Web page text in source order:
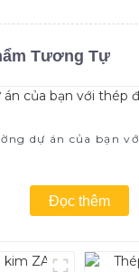
Tương Tự
dự án của bạn
Đọc thêm